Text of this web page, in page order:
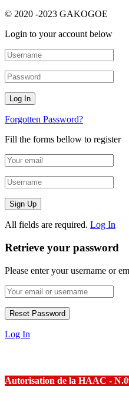
© 2020 -2023 GAKOGOE
Login to your account below
Forgotten Password?
Fill the forms bellow to register
All fields are required. Log In
Retrieve your password
Please enter your username or
Log In
Autorisation de la HAAC -